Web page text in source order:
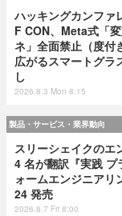
ハッキングカンファ
F CON、Meta式「
ネ」全面禁止（度付
広がるスマートグラ
し
2026.8.3 Mon 8:15
製品・サービス・業界動向
スリーシェイクのエ
4 名が翻訳『実践 プ
ォームエンジニアリ
24 発売
2026.8.7 Fri 8:00